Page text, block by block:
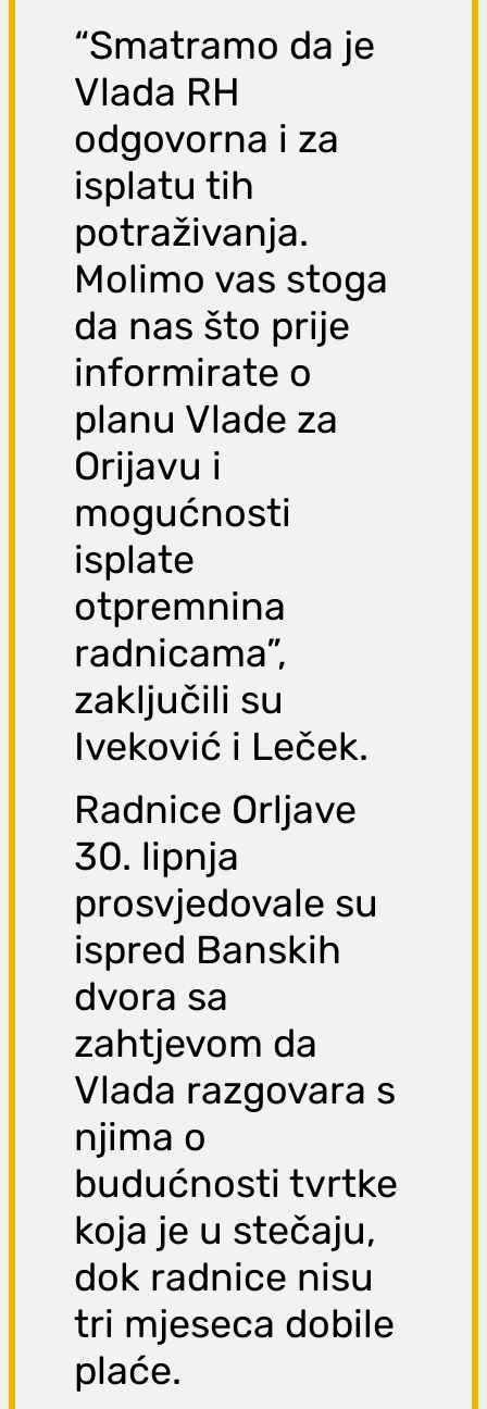
“Smatramo da je
Vlada RH
odgovorna i za
isplatu tih
potraživanja.
Molimo vas stoga
da nas što prije
informirate o
planu Vlade za
Orijavu i
mogućnosti
isplate
otpremnina
radnicama”,
zaključili su
Iveković i Leček.
Radnice Orljave
30. lipnja
prosvjedovale su
ispred Banskih
dvora sa
zahtjevom da
Vlada razgovara s
njima o
budućnosti tvrtke
koja je u stečaju,
dok radnice nisu
tri mjeseca dobile
plaće.